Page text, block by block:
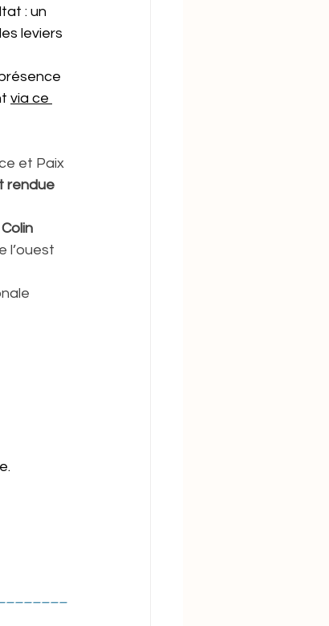
: un
leviers
via ce
et Paix
rendue
l’ouest